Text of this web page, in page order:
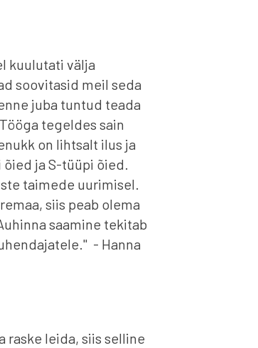
kuulutati välja
soovitasid meil seda
juba tuntud teada
tegeldes sain
on lihtsalt ilus ja
ja S-tüüpi õied.
taimede uurimisel.
siis peab olema
saamine tekitab
- Hanna
raske leida, siis selline